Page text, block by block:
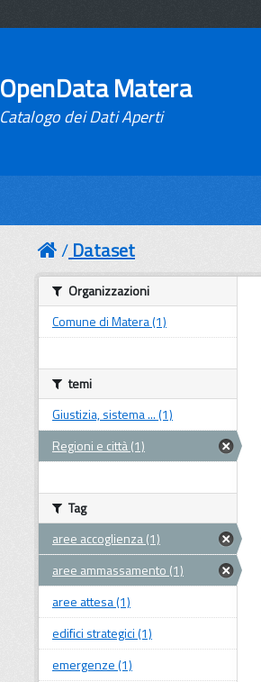
OpenData Matera
Catalogo dei Dati Aperti
Dataset
Organizzazioni
Comune di Matera (1)
temi
Giustizia, sistema ... (1)
Regioni e città (1)
Tag
aree accoglienza (1)
aree ammassamento (1)
aree attesa (1)
edifici strategici (1)
emergenze (1)